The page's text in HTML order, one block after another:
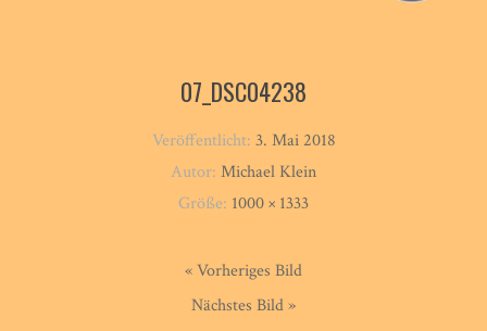
07_DSC04238
Veröffentlicht: 3. Mai 2018
Autor: Michael Klein
Größe: 1000 × 1333
« Vorheriges Bild
Nächstes Bild »